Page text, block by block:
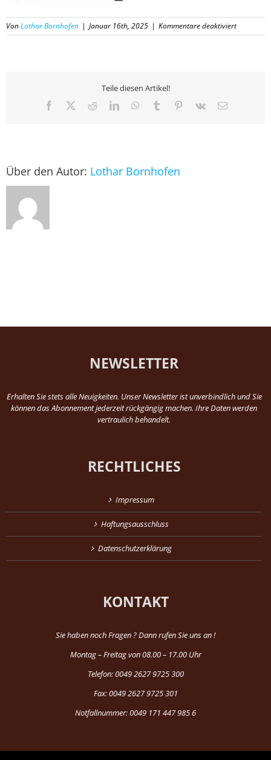
VonLothar Bornhofen | Januar 16th, 2025 | Kommentare deaktiviertfür
63
Teile diesen Artikel!
Facebook RedditLinkedInWhatsApp
Tumblr Pinterest
Vk
E-
Über den Autor: Lothar Bornhofen
NEWSLETTER
Erhalten Sie stets alle Neuigkeiten. Unser Newsletter ist unverbindlich und Sie
können das Abonnement jederzeit rückgängig machen. Ihre Daten werden
vertraulich behandelt.
RECHTLICHES
Impressum
Haftungsausschluss
Datenschutzerklärung
KONTAKT
Sie haben noch Fragen ? Dann rufen Sie uns an !
Montag – Freitag von 08.00 – 17.00 Uhr
Telefon: 0049 2627 9725 300
Fax: 0049 2627 9725 301
Notfallnummer: 0049 171 447 985 6